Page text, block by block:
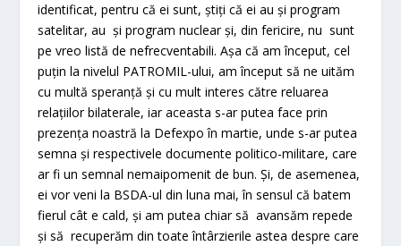
identificat, pentru că ei sunt, știți că ei au și program
satelitar, au și program nuclear și, din fericire, nu sunt
pe vreo listă de nefrecventabili. Așa că am început, cel
puțin la nivelul PATROMIL-ului, am început să ne uităm
cu multă speranță și cu mult interes către reluarea
relațiilor bilaterale, iar aceasta s-ar putea face prin
prezența noastră la Defexpo în martie, unde s-ar putea
semna și respectivele documente politico-militare, care
ar fi un semnal nemaipomenit de bun. Și, de asemenea,
ei vor veni la BSDA-ul din luna mai, în sensul că batem
fierul cât e cald, și am putea chiar să avansăm repede
și să recuperăm din toate întârzierile astea despre care